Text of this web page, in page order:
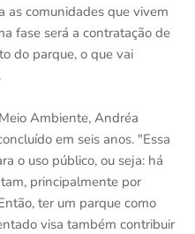
as comunidades que vivem
fase será a contratação de
do parque, o que vai
Ambiente, Andréa
em seis anos. "Essa
o uso público, ou seja: há
principalmente por
ter um parque como
visa também contribuir